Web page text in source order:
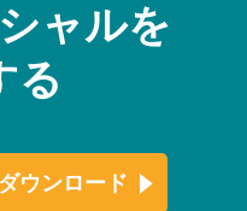
ャルを
る
ウンロード